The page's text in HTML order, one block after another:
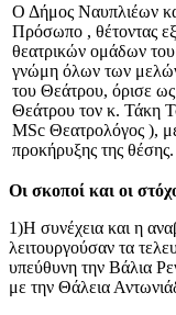
Ο Δήμος Ναυπλιέων
Πρόσωπο , θέτοντας
θεατρικών ομάδων
γνώμη όλων των
του Θεάτρου, όρισε
Θεάτρου τον κ. Τάκη
MSc Θεατρολόγος ),
προκήρυξης της θέσης.
Οι σκοποί και οι
1)Η συνέχεια και η
λειτουργούσαν τα
υπεύθυνη την
με την Θάλεια